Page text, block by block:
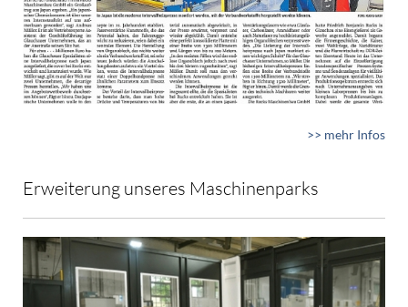
>> mehr Infos
Erweiterung unseres Maschinenparks